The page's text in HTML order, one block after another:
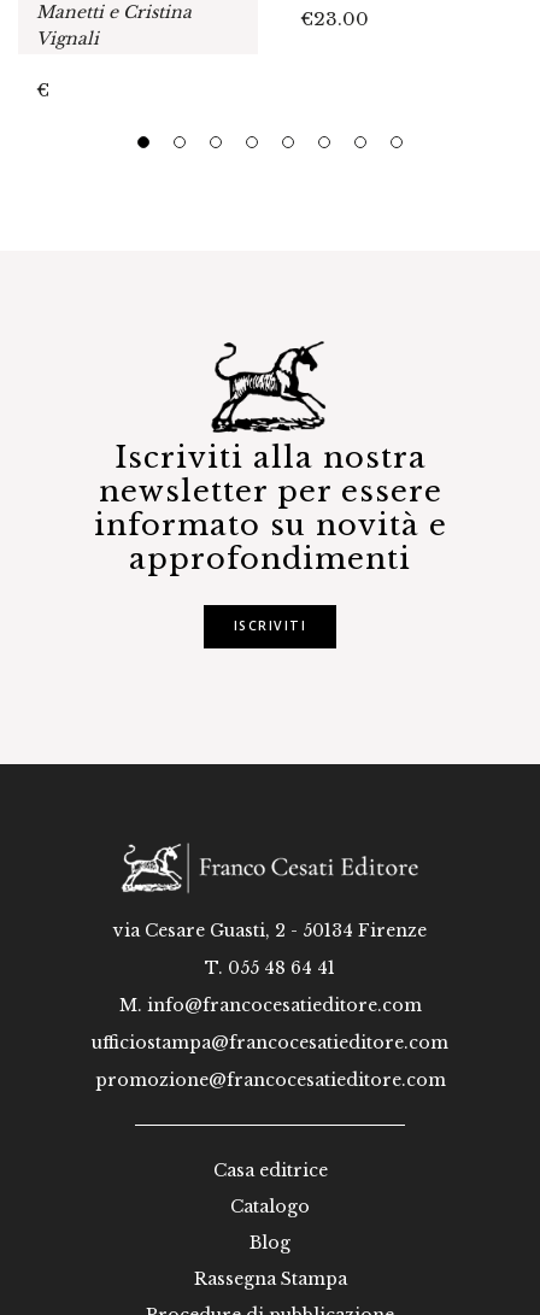
Manetti e Cristina
Vignali
€
€23.00
Iscriviti alla nostra
newsletter per essere
informato su novità e
approfondimenti
ISCRIVITI
via Cesare Guasti, 2 - 50134 Firenze
T. 055 48 64 41
M. info@francocesatieditore.com
ufficiostampa@francocesatieditore.com
promozione@francocesatieditore.com
Casa editrice
Catalogo
Blog
Rassegna Stampa